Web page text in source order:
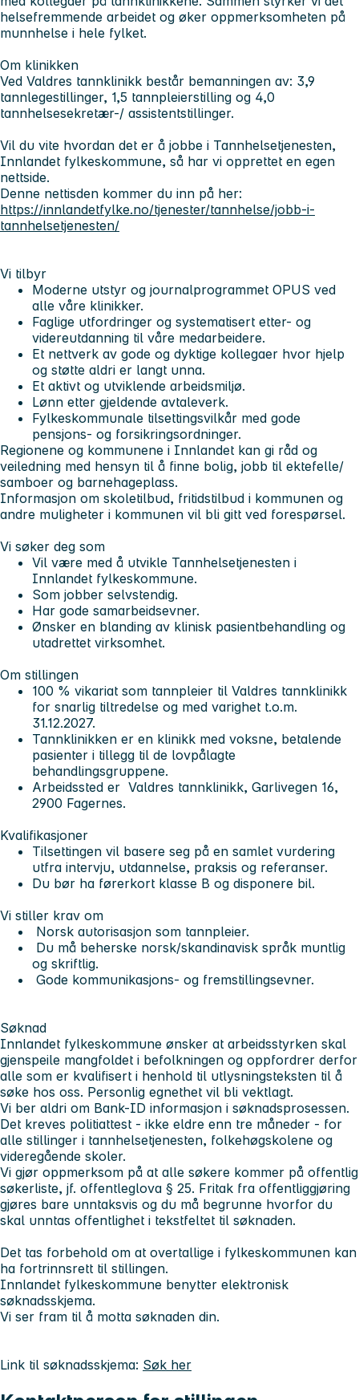
helsefremmende arbeidet og øker oppmerksomheten på
munnhelse i hele fylket.
Om klinikken
Ved Valdres tannklinikk består bemanningen av: 3,9
tannlegestillinger, 1,5 tannpleierstilling og 4,0
tannhelsesekretær-/ assistentstillinger.
Vil du vite hvordan det er å jobbe i Tannhelsetjenesten,
Innlandet fylkeskommune, så har vi opprettet en egen
nettside.
Denne nettisden kommer du inn på her:
https://innlandetfylke.no/tjenester/tannhelse/jobb-i-
tannhelsetjenesten/
Vi tilbyr
Moderne utstyr og journalprogrammet OPUS ved
alle våre klinikker.
Faglige utfordringer og systematisert etter- og
videreutdanning til våre medarbeidere.
Et nettverk av gode og dyktige kollegaer hvor hjelp
og støtte aldri er langt unna.
Et aktivt og utviklende arbeidsmiljø.
Lønn etter gjeldende avtaleverk.
Fylkeskommunale tilsettingsvilkår med gode
pensjons- og forsikringsordninger.
Regionene og kommunene i Innlandet kan gi råd og
veiledning med hensyn til å finne bolig, jobb til ektefelle/
samboer og barnehageplass.
Informasjon om skoletilbud, fritidstilbud i kommunen og
andre muligheter i kommunen vil bli gitt ved forespørsel.
Vi søker deg som
Vil være med å utvikle Tannhelsetjenesten i
Innlandet fylkeskommune.
Som jobber selvstendig.
Har gode samarbeidsevner.
Ønsker en blanding av klinisk pasientbehandling og
utadrettet virksomhet.
Om stillingen
100 % vikariat som tannpleier til Valdres tannklinikk
for snarlig tiltredelse og med varighet t.o.m.
31.12.2027.
Tannklinikken er en klinikk med voksne, betalende
pasienter i tillegg til de lovpålagte
behandlingsgruppene.
Arbeidssted er Valdres tannklinikk, Garlivegen 16,
2900 Fagernes.
Kvalifikasjoner
Tilsettingen vil basere seg på en samlet vurdering
utfra intervju, utdannelse, praksis og referanser.
Du bør ha førerkort klasse B og disponere bil.
Vi stiller krav om
Norsk autorisasjon som tannpleier.
Du må beherske norsk/skandinavisk språk muntlig
og skriftlig.
Gode kommunikasjons- og fremstillingsevner.
Søknad
Innlandet fylkeskommune ønsker at arbeidsstyrken skal
gjenspeile mangfoldet i befolkningen og oppfordrer derfor
alle som er kvalifisert i henhold til utlysningsteksten til å
søke hos oss. Personlig egnethet vil bli vektlagt.
Vi ber aldri om Bank-ID informasjon i søknadsprosessen.
Det kreves politiattest - ikke eldre enn tre måneder - for
alle stillinger i tannhelsetjenesten, folkehøgskolene og
videregående skoler.
Vi gjør oppmerksom på at alle søkere kommer på offentlig
søkerliste, jf. offentleglova § 25. Fritak fra offentliggjøring
gjøres bare unntaksvis og du må begrunne hvorfor du
skal unntas offentlighet i tekstfeltet til søknaden.
Det tas forbehold om at overtallige i fylkeskommunen kan
ha fortrinnsrett til stillingen.
Innlandet fylkeskommune benytter elektronisk
søknadsskjema.
Vi ser fram til å motta søknaden din.
Link til søknadsskjema: Søk her